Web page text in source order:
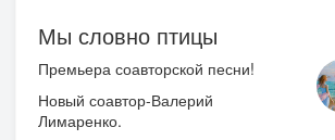
Мы словно птицы
Премьера соавторской песни!
Новый соавтор-Валерий
Лимаренко.